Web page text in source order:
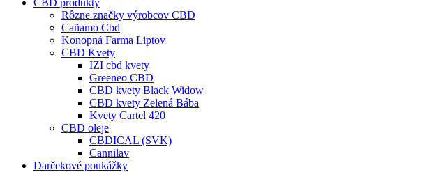
CBD produkty
Rôzne značky výrobcov CBD
Cañamo Cbd
Konopná Farma Liptov
CBD Kvety
IZI cbd kvety
Greeneo CBD
CBD kvety Black Widow
CBD kvety Zelená Bába
Kvety Cartel 420
CBD oleje
CBDICAL (SVK)
Cannilav
Darčekové poukážky